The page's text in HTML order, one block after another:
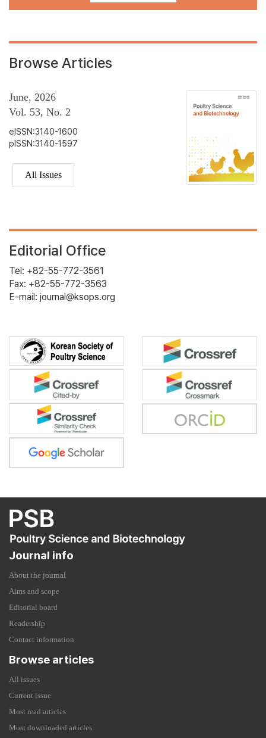
Browse Articles
June, 2026
Vol. 53, No. 2
eISSN:3140-1600
pISSN:3140-1597
All Issues
Editorial Office
Tel: +82-55-772-3561
Fax: +82-55-772-3563
E-mail: journal@ksops.org
Journal info
About the journal
Aims and scope
Editorial board
Readership
Contact information
Browse articles
All issues
Current issue
Most read articles
Most downloaded articles